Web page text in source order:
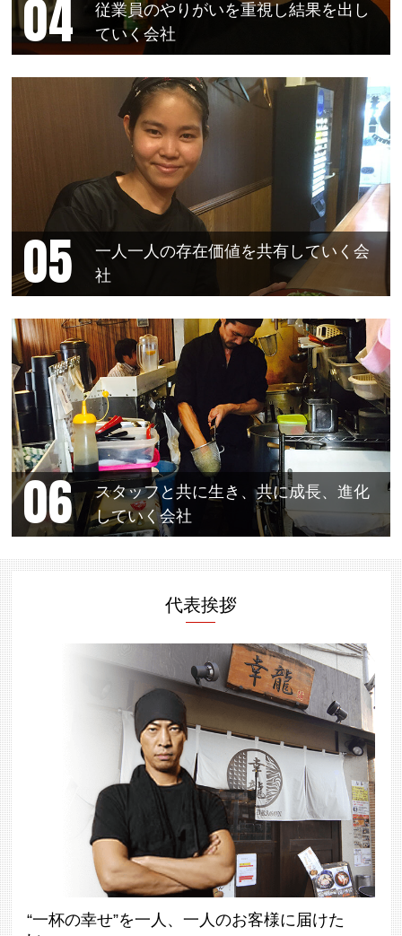
従業員のやりがいを重視し結果を出し
ていく会社
一人一人の存在価値を共有していく会
社
スタッフと共に生き、共に成長、進化
していく会社
代表挨拶
“一杯の幸せ”を一人、一人のお客様に届けた